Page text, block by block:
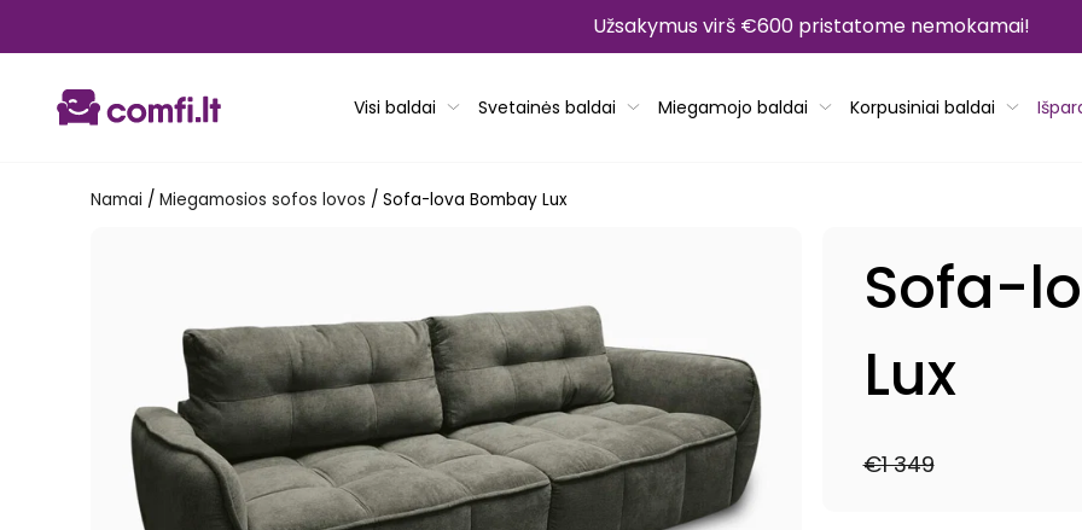
Užsakymus virš €600 pristatome nemokamai!
Visi baldai Svetainės baldai Miegamojo baldai Korpusiniai baldai
Namai / Miegamosios sofos lovos / Sofa-lova Bombay Lux
Sofa-
Lux
€1 349